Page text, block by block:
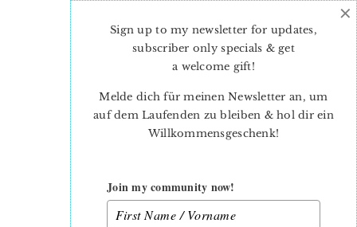
Sign up to my newsletter for updates,
subscriber only specials & get
a welcome gift!
Melde dich für meinen Newsletter an, um
auf dem Laufenden zu bleiben & hol dir ein
Willkommensgeschenk!
Join my community now!
×